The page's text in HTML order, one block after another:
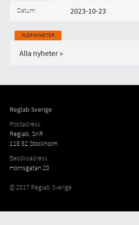
Datum: 2023-10-23
FLER NYHETER
Alla nyheter »
Reglab Sverige
Postadress
Reglab, SKR
118 82 Stockholm
Besöksadress
Hornsgatan 20
© 2017 Reglab Sverige